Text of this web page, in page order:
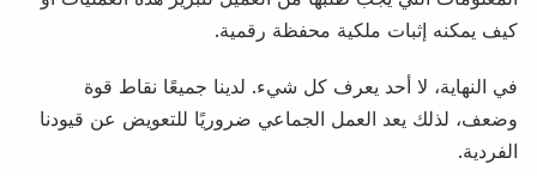
كيف يمكنه إثبات ملكية محفظة رقمية.
في النهاية، لا أحد يعرف كل شيء. لدينا جميعًا نقاط قوة
وضعف، لذلك يعد العمل الجماعي ضروريًا للتعويض عن قيودنا
الفردية.